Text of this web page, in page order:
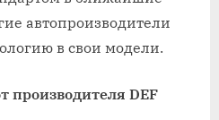
автопроизводители
в свои модели.
производителя DEF